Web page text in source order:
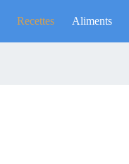
Recettes Aliments